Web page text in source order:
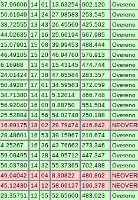
37.96606 14 01 13.63254 602.120
Overeno
50.61949 14 24 27.98583 253.545
Overeno
38.72555 13 43 26.45560 425.502
Overeno
44.02635 17 16 25.66194 667.985
Overeno
15.07901 15 08 39.99453 488.444
Overeno
46.49105 15 20 46.94760 576.913
Overeno
6.16988 13 54 15.43145 474.744
Overeno
24.01424 17 38 47.65584 283.357
Overeno
50.49287 17 01 34.59563 372.059
Overeno
34.71380 14 41 5.12014 466.748
Overeno
56.92040 16 00 0.88750 551.504
Overeno
25.52884 14 56 54.02748 250.188
Overeno
16.89175 18 02 29.79474 416.842
28.48601 16 53 39.15967 210.674
Overeno
4.25267 16 36 43.76662 273.346
Overeno
59.08495 14 28 44.95712 447.347
Overeno
56.03780 14 32 55.37365 702.488
Overeno
49.04042 14 04 8.30822 480.862
45.12430 14 12 58.69127 196.378
23.35751 12 55 52.65600 483.023
Overeno